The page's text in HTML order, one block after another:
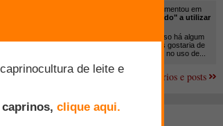
comentou em
"Você está sendo "obrigado" a utilizar
Em minha propriedade, já uso há algum
tempo cana com ureia, mas gostaria de
um melhor aprofundamento no uso de...
Mais comentários e posts